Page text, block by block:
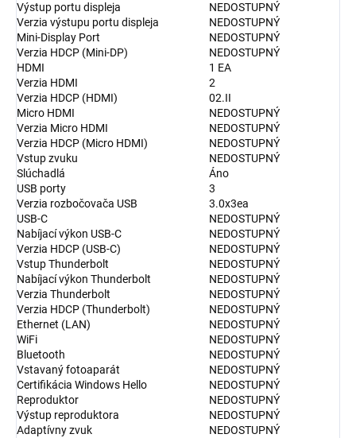
Výstup portu displeja
NEDOSTUPNÝ
Verzia výstupu portu displeja
NEDOSTUPNÝ
Mini-Display Port
NEDOSTUPNÝ
Verzia HDCP (Mini-DP)
NEDOSTUPNÝ
HDMI
1 EA
Verzia HDMI
2
Verzia HDCP (HDMI)
02.II
Micro HDMI
NEDOSTUPNÝ
Verzia Micro HDMI
NEDOSTUPNÝ
Verzia HDCP (Micro HDMI)
NEDOSTUPNÝ
Vstup zvuku
NEDOSTUPNÝ
Slúchadlá
Áno
USB porty
3
Verzia rozbočovača USB
3.0x3ea
USB-C
NEDOSTUPNÝ
Nabíjací výkon USB-C
NEDOSTUPNÝ
Verzia HDCP (USB-C)
NEDOSTUPNÝ
Vstup Thunderbolt
NEDOSTUPNÝ
Nabíjací výkon Thunderbolt
NEDOSTUPNÝ
Verzia Thunderbolt
NEDOSTUPNÝ
Verzia HDCP (Thunderbolt)
NEDOSTUPNÝ
Ethernet (LAN)
NEDOSTUPNÝ
WiFi
NEDOSTUPNÝ
Bluetooth
NEDOSTUPNÝ
Vstavaný fotoaparát
NEDOSTUPNÝ
Certifikácia Windows Hello
NEDOSTUPNÝ
Reproduktor
NEDOSTUPNÝ
Výstup reproduktora
NEDOSTUPNÝ
Adaptívny zvuk
NEDOSTUPNÝ